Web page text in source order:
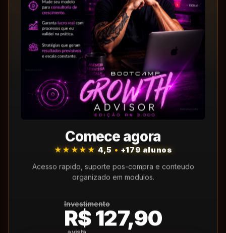
Comece agora
★★★★★4,5 • +179 alunos
Acesso rapido, suporte pos-compra e conteudo
organizado em modulos.
Investimento
R$ 127,90